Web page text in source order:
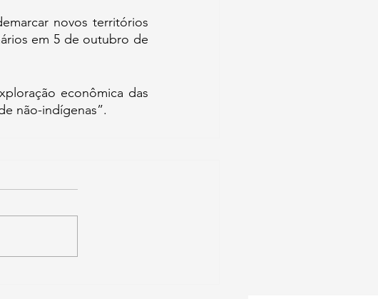
novos territórios
em 5 de outubro de
econômica das
não-indígenas”.